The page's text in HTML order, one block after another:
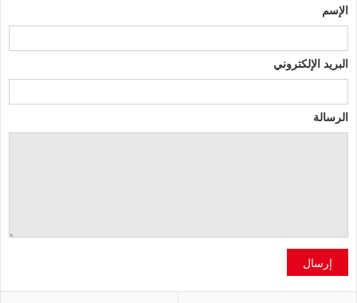
الإسم
البريد الإلكتروني
الرسالة
إرسال